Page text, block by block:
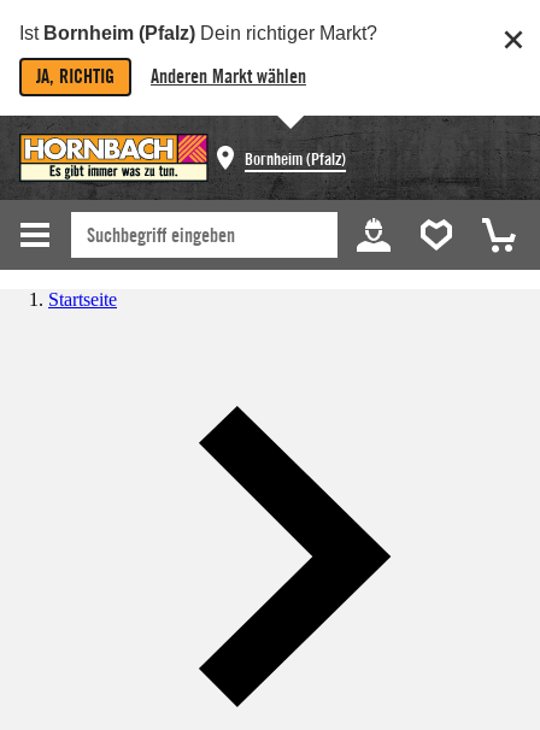
Ist Bornheim (Pfalz) Dein richtiger Markt?
JA, RICHTIG Anderen Markt wählen
Bornheim (Pfalz)
Startseite